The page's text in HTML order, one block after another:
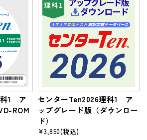
科1 ア
ROM
センターTen2026理科1 ア
ップグレード版（ダウンロー
ド）
¥3,850(税込)